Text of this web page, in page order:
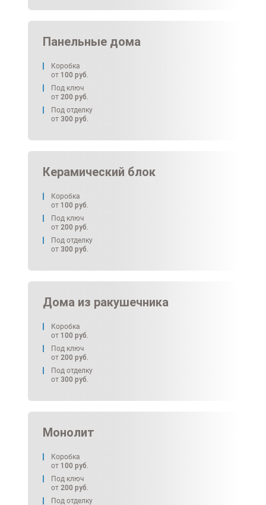
Панельные дома
Коробка
от 100 руб.
Под ключ
от 200 руб.
Под отделку
от 300 руб.
Керамический блок
Коробка
от 100 руб.
Под ключ
от 200 руб.
Под отделку
от 300 руб.
Дома из ракушечника
Коробка
от 100 руб.
Под ключ
от 200 руб.
Под отделку
от 300 руб.
Монолит
Коробка
от 100 руб.
Под ключ
от 200 руб.
Под отделку